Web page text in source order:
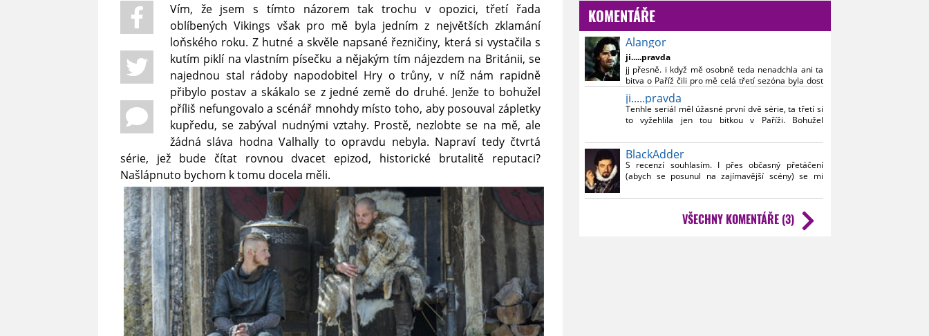
Vím, že jsem s tímto názorem tak trochu v opozici, třetí řada
oblíbených Vikings však pro mě byla jedním z největších zklamání
loňského roku. Z hutné a skvěle napsané řezničiny, která si vystačila s
kutím piklí na vlastním písečku a nějakým tím nájezdem na Británii, se
najednou stal rádoby napodobitel Hry o trůny, v níž nám rapidně
přibylo postav a skákalo se z jedné země do druhé. Jenže to bohužel
příliš nefungovalo a scénář mnohdy místo toho, aby posouval zápletky
kupředu, se zabýval nudnými vztahy. Prostě, nezlobte se na mě, ale
žádná sláva hodna Valhally to opravdu nebyla. Napraví tedy čtvrtá
série, jež bude čítat rovnou dvacet epizod, historické brutalitě reputaci?
Našlápnuto bychom k tomu docela měli.
KOMENTÁŘE
Alangor
ji.....pravda
jj přesně. i když mě osobně teda nenadchla ani ta
bitva o Paříž čili pro mě celá třetí sezóna byla dost
nuda.
mnohem spíš než Vikings doporučuju skvělý
Poslední království.
ji.....pravda
Tenhle seriál měl úžasné první dvě série, ta třetí si
to vyžehlila jen tou bitkou v Paříži. Bohužel
zadku.
BlackAdder
S recenzí souhlasím. I přes občasný přetáčení
(abych se posunul na zajímavější scény) se mi
opravdu vyčpělé a jestli má série dvacet dílů, moc
kupředu se to asi posouvat nebude, ale nelámu nad
tím hůl a budu sledovat dál.VŠECHNY KOMENTÁŘE (3)